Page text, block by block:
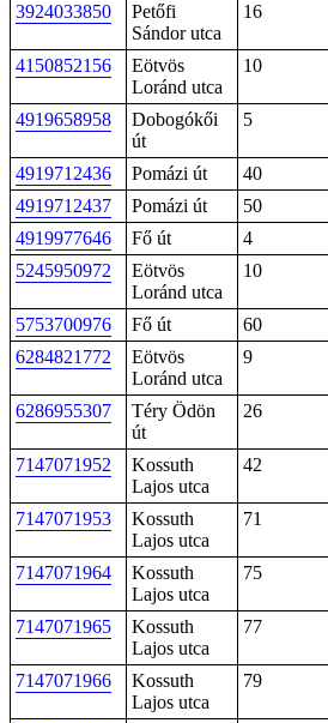
3924033850
Petőfi
Sándor utca
16
4150852156
Eötvös
Loránd utca
10
4919658958
Dobogókői
út
5
4919712436 Pomázi út 40
4919712437
Pomázi út 50
4919977646
Fő út 4
5245950972
Eötvös
Loránd utca
10
5753700976 Fő út 60
6284821772
Eötvös
Loránd utca
9
6286955307
Téry Ödön
út
26
7147071952
Kossuth
Lajos utca
42
7147071953
Kossuth
Lajos utca
71
7147071964
Kossuth
Lajos utca
75
7147071965
Kossuth
Lajos utca
77
7147071966
Kossuth
Lajos utca
79